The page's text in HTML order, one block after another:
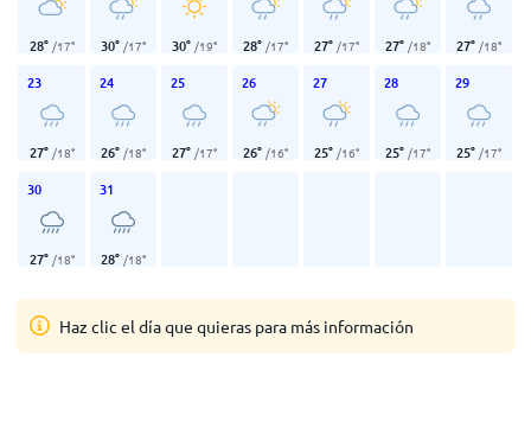
28° /17° 30° /17° 30° /19° 28° /17° 27° /17° 27° /18° 27° /18°
23
27° /18°
24
26° /18°
25
27° /17°
26
26° /16°
27
25° /16°
28
25° /17°
29
25° /17°
30
27° /18°
31
28° /18°
Haz clic el día que quieras para más información